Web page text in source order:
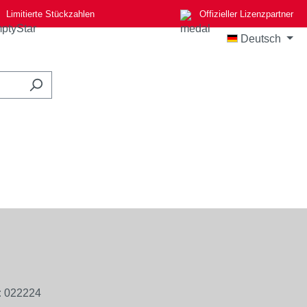
Limitierte Stückzahlen Offizieller Lizenzpartner
Deutsch
022224